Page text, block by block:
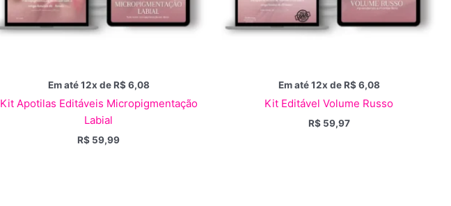
Em até 12x deR$6,08
Kit Apotilas Editáveis Micropigmentação
Labial
R$ 59,99
Em até 12x deR$6,08
Kit Editável Volume Russo
R$59,97